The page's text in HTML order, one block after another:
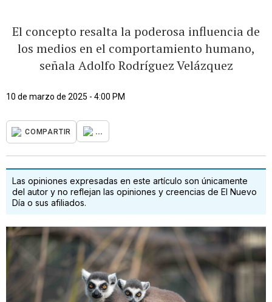
El concepto resalta la poderosa influencia de
los medios en el comportamiento humano,
señala Adolfo Rodríguez Velázquez
10 de marzo de 2025 - 4:00 PM
COMPARTIR ...
Las opiniones expresadas en este artículo son únicamente
del autor y no reflejan las opiniones y creencias de El Nuevo
Día o sus afiliados.